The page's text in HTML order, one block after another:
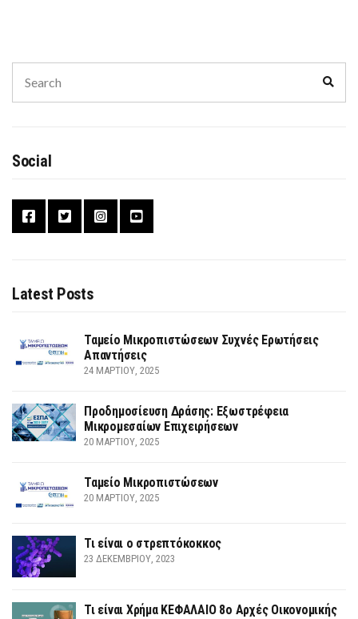
for:
Social
Latest Posts
Ταμείο Μικροπιστώσεων Συχνές Ερωτήσεις
Απαντήσεις
24 ΜΑΡΤΊΟΥ, 2025
Προδημοσίευση Δράσης: Εξωστρέφεια
Μικρομεσαίων Επιχειρήσεων
20 ΜΑΡΤΊΟΥ, 2025
Ταμείο Μικροπιστώσεων
20 ΜΑΡΤΊΟΥ, 2025
Τι είναι ο στρεπτόκοκκος
23 ΔΕΚΕΜΒΡΊΟΥ, 2023
Τι είναι Χρήμα ΚΕΦΑΛΑΙΟ 8ο Αρχές Οικονομικής